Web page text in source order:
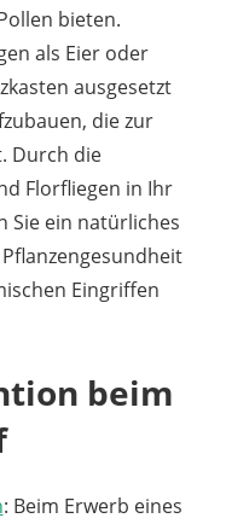
bieten.
als Eier oder
ausgesetzt
die zur
Durch die
Florfliegen in Ihr
Sie ein natürliches
Eingriffen
beim
: Beim Erwerb eines